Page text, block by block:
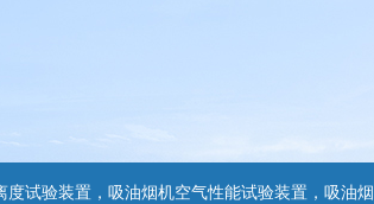
机，电池短路试验机,电池重物冲击试验机,电池自由跌落试验机,电池燃烧试验机,电池洗涤试验机,电池挤压试验机